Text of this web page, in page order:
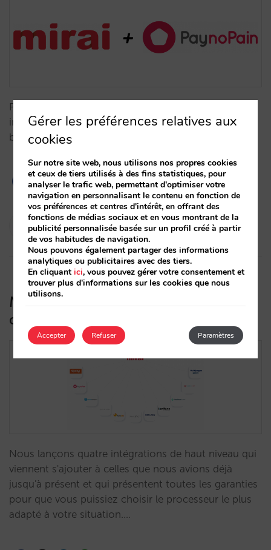
Paynopain décrit ce que l'intégration avec Mirai
implique et comment les hôtels peuvent en
bénéficier.…
Isabel Rey
24/02/2021
Mirai s’intègre à tous ces processeurs
de paiement qui respectent la DSP2
Nous lançons quatre intégrations de haut niveau qui
viennent s'ajouter à celles que nous avions déjà
jusqu'à présent et qui présentent toutes les garanties
pour que vous puissiez choisir le processeur le plus
adapté à votre situation.…
Gérer les préférences relatives aux
cookies
Sur notre site web, nous utilisons nos propres cookies
et ceux de tiers utilisés à des fins statistiques, pour
analyser le trafic web, permettant d'optimiser votre
navigation en personnalisant le contenu en fonction de
vos préférences et centres d'intérêt, en offrant des
fonctions de médias sociaux et en vous montrant de la
publicité personnalisée basée sur un profil créé à partir
de vos habitudes de navigation.
Nous pouvons également partager des informations
analytiques ou publicitaires avec des tiers.
En cliquantici, vous pouvez gérer votre consentement et
trouver plus d'informations sur les cookies que nous
utilisons.
Accepter Paramètres
Refuser